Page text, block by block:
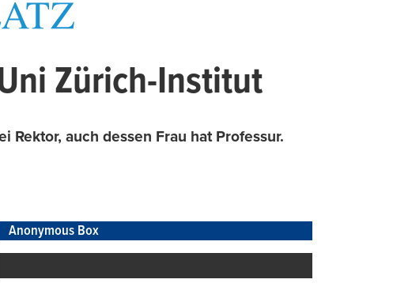
Zürich-Institut
auch dessen Frau hat Professur.
Anonymous Box